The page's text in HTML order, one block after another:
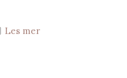
Les mer